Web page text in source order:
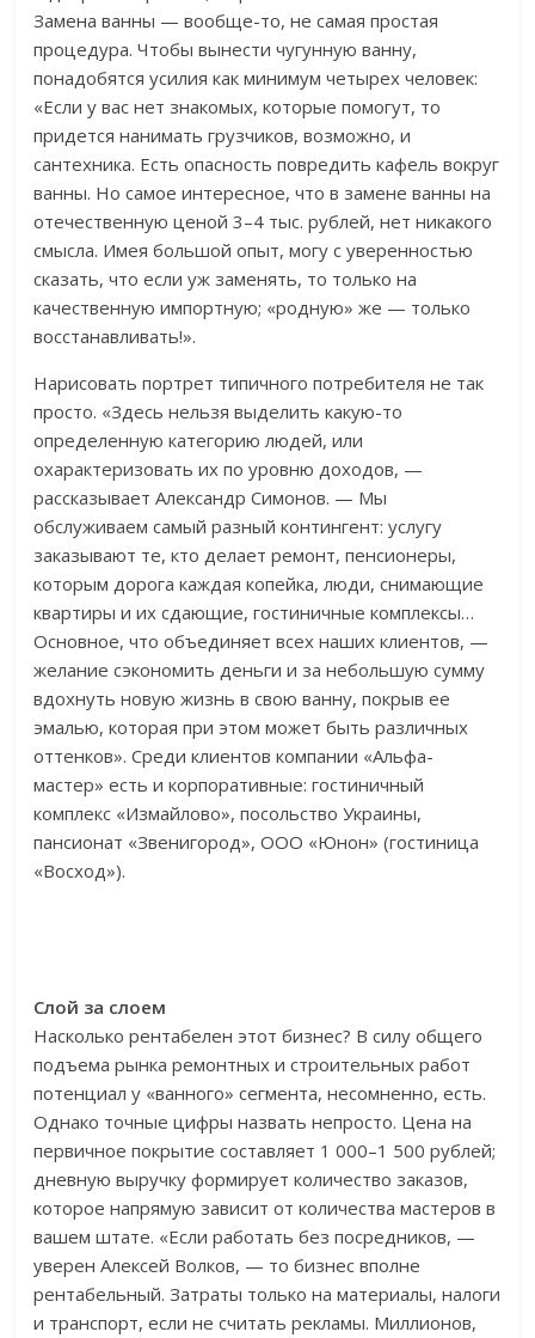
Замена ванны — вообще-то, не самая простая
процедура. Чтобы вынести чугунную ванну,
понадобятся усилия как минимум четырех человек:
«Если у вас нет знакомых, которые помогут, то
придется нанимать грузчиков, возможно, и
сантехника. Есть опасность повредить кафель вокруг
ванны. Но самое интересное, что в замене ванны на
отечественную ценой 3–4 тыс. рублей, нет никакого
смысла. Имея большой опыт, могу с уверенностью
сказать, что если уж заменять, то только на
качественную импортную; «родную» же — только
восстанавливать!».
Нарисовать портрет типичного потребителя не так
просто. «Здесь нельзя выделить какую-то
определенную категорию людей, или
охарактеризовать их по уровню доходов, —
рассказывает Александр Симонов. — Мы
обслуживаем самый разный контингент: услугу
заказывают те, кто делает ремонт, пенсионеры,
которым дорога каждая копейка, люди, снимающие
квартиры и их сдающие, гостиничные комплексы…
Основное, что объединяет всех наших клиентов, —
желание сэкономить деньги и за небольшую сумму
вдохнуть новую жизнь в свою ванну, покрыв ее
эмалью, которая при этом может быть различных
оттенков». Среди клиентов компании «Альфа-
мастер» есть и корпоративные: гостиничный
комплекс «Измайлово», посольство Украины,
пансионат «Звенигород», ООО «Юнон» (гостиница
«Восход»).
Слой за слоем
Насколько рентабелен этот бизнес? В силу общего
подъема рынка ремонтных и строительных работ
потенциал у «ванного» сегмента, несомненно, есть.
Однако точные цифры назвать непросто. Цена на
первичное покрытие составляет 1 000–1 500 рублей;
дневную выручку формирует количество заказов,
которое напрямую зависит от количества мастеров в
вашем штате. «Если работать без посредников, —
уверен Алексей Волков, — то бизнес вполне
рентабельный. Затраты только на материалы, налоги
и транспорт, если не считать рекламы. Миллионов,